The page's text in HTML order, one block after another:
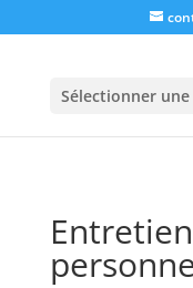
Sélectionner une